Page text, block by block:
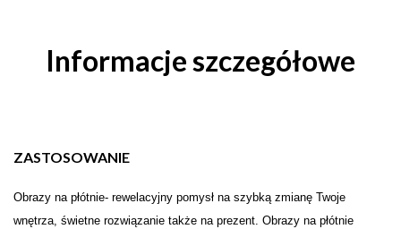
Informacje szczegółowe
ZASTOSOWANIE
Obrazy na płótnie- rewelacyjny pomysł na szybką zmianę Twoje
wnętrza, świetne rozwiązanie także na prezent. Obrazy na płótnie